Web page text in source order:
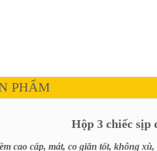
PHẨM
Hộp 3 chiếc sịp
cao cấp, mát, co giãn tốt, không